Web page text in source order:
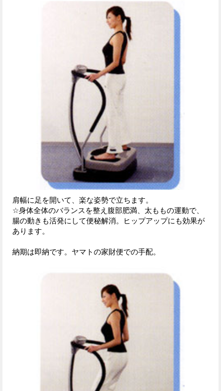
肩幅に足を開いて、楽な姿勢で立ちます。
☆身体全体のバランスを整え腹部肥満、太ももの運動で、
腸の動きも活発にして便秘解消。ヒップアップにも効果が
あります。
納期は即納です。ヤマトの家財便での手配。